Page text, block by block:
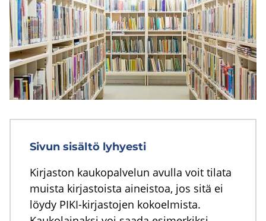
Sivun sisältö lyhyesti
Kirjaston kaukopalvelun avulla voit tilata
muista kirjastoista aineistoa, jos sitä ei
löydy PIKI-kirjastojen kokoelmista.